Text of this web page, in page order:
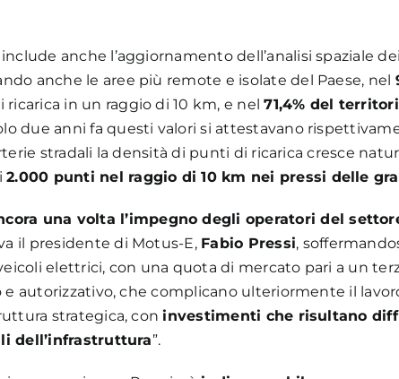
anche l’aggiornamento dell’analisi spaziale
anche le aree più remote e isolate del Paese, nel
in un raggio di 10 km, e nel71,4% del
due anni fa questi valori si attestavano
stradali la densità di punti di ricarica cresce
i2.000 punti nel raggio di 10 km nei pressi delle
una volta l’impegno degli operatori del
il presidente di Motus-E, Fabio Pressi,
elettrici, con una quota di mercato pari a un
autorizzativo, che complicano ulteriormente il
strategica, con investimenti che risultano
dell’infrastruttura”.